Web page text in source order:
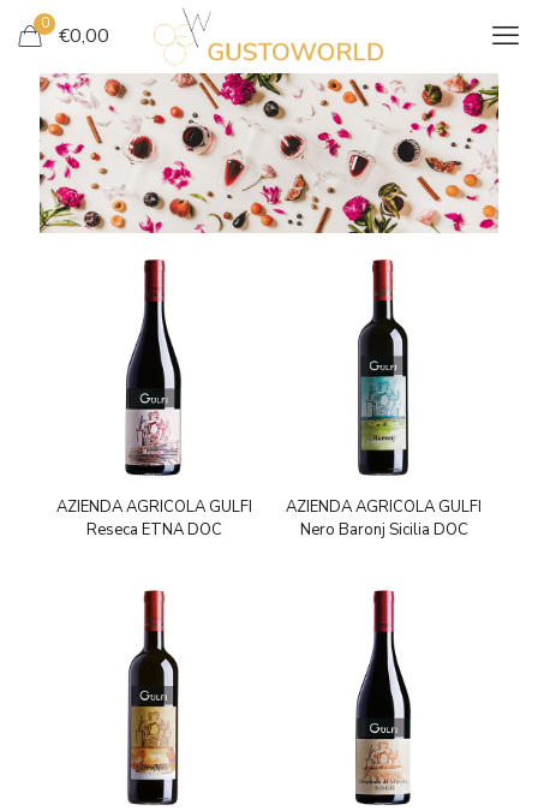
0 €0,00
NOS VINS ROUGES
AZIENDA AGRICOLA GULFI
Reseca ETNA DOC
AZIENDA AGRICOLA GULFI
Nero Baronj Sicilia DOC